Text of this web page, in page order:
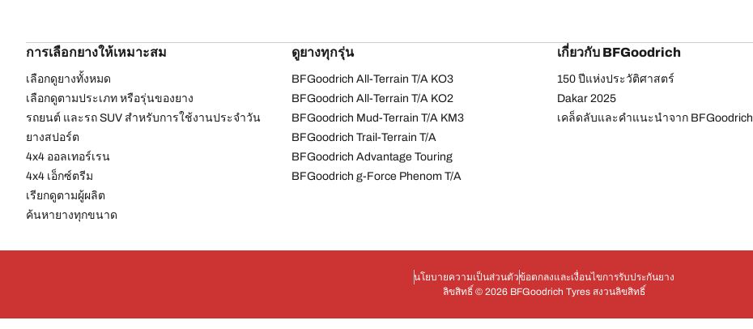
การเลือกยางให้เหมาะสม
เลือกดูยางทั้งหมด
เลือกดูตามประเภท หรือรุ่นของยาง
รถยนต์ และรถ SUV สำหรับการใช้งานประจำวัน
ยางสปอร์ต
4x4 ออลเทอร์เรน​
4x4 เอ็กซ์ตรีม​
เรียกดูตามผู้ผลิต
ค้นหายางทุกขนาด
ดูยางทุกรุ่น
BFGoodrich All-Terrain T/A KO3
BFGoodrich All-Terrain T/A KO2
BFGoodrich Mud-Terrain T/A KM3
BFGoodrich Trail-Terrain T/A
BFGoodrich Advantage Touring
BFGoodrich g-Force Phenom T/A
เกี่ยวกับ BFGoodrich
150 ปีแห่งประวัติศาสตร์
Dakar 2025
เคล็ดลับและคำแนะนำจาก BFGoodrich
นโยบายความเป็นส่วนตัวข้อตกลงและเงื่อนไขการรับประกันยาง
ลิขสิทธิ์ © 2026 BFGoodrich Tyres สงวนลิขสิทธิ์